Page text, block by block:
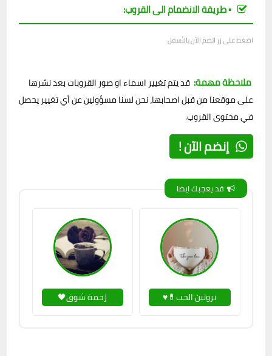
▪︎ طريقة الانضمام الى القروب:
اضغط على زر انضم الآن بالأسفل
ملاحظة مهمة: قد يتم تغيير اسماء او صور القروبات بعد نشرها
على موقعنا من قبل اصحابها، نحن لسنا مسؤولين عن أي تغيير يحصل
في محتوى القروب.
إنضم الآن !
قد يعجبك ايضا
بروتين الحب💊♥ زحمة شوق🖤